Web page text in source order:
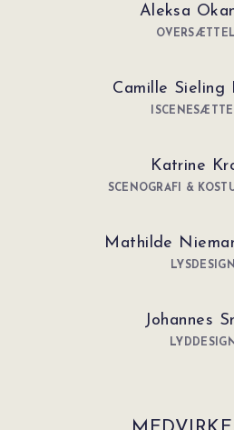
Aleksa
Camille Sieling
Katrine
SCENOGRAFI &
Mathilde
LYSDESIGN
Johannes
LYDDESIGN